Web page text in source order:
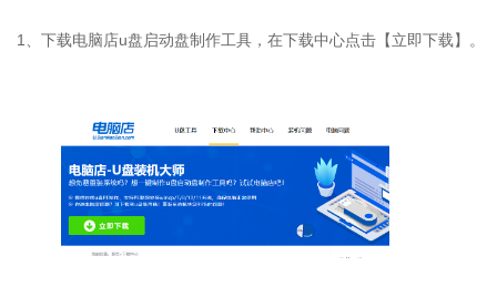
1、下载电脑店u盘启动盘制作工具，在下载中心点击【立即下载】。